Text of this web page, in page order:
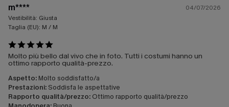
m****
04/07/2026
Vestibilità: Giusta
Taglia (EU): M / M
Molto più bello dal vivo che in foto. Tutti i costumi hanno un
ottimo rapporto qualità-prezzo.
Aspetto: Molto soddisfatto/a
Prestazioni: Soddisfa le aspettative
Rapporto qualità/prezzo: Ottimo rapporto qualità/prezzo